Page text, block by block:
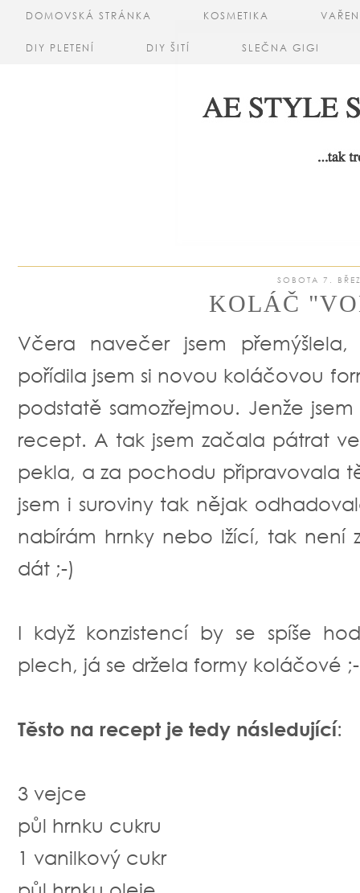
DOMOVSKÁ STRÁNKA KOSMETIKA
DIY PLETENÍ DIY ŠITÍ SLEČNA GIGI
SOBOTA 7.
KOLÁČ
Včera navečer jsem
pořídila jsem si novou koláčovou
podstatě samozřejmou. Jenže
recept. A tak jsem začala pátrat
pekla, a za pochodu připravovala
jsem i suroviny tak nějak
nabírám hrnky nebo lžící, tak není
dát ;-)
I když konzistencí by se spíše
plech, já se držela formy koláčové
Těsto na recept je tedy následující:
3 vejce
půl hrnku cukru
1 vanilkový cukr